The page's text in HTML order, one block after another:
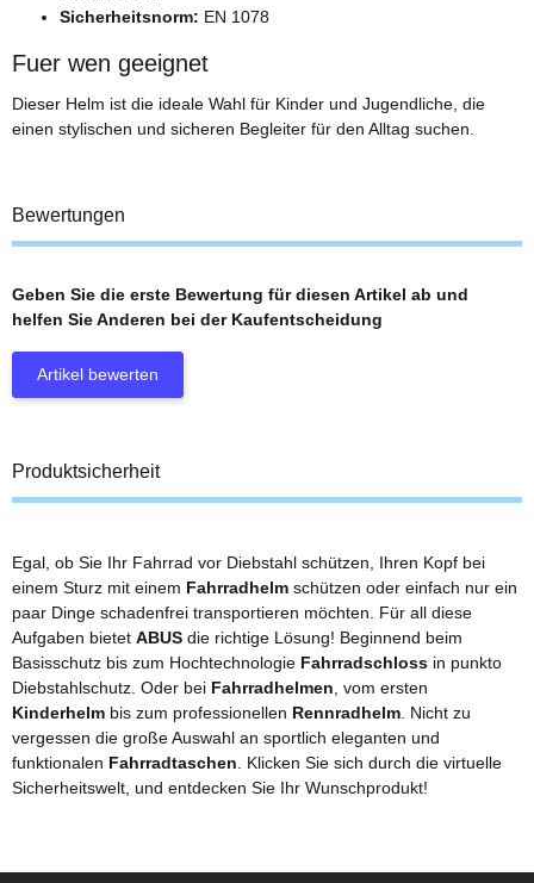
Sicherheitsnorm: EN 1078
Fuer wen geeignet
Dieser Helm ist die ideale Wahl für Kinder und Jugendliche, die
einen stylischen und sicheren Begleiter für den Alltag suchen.
Bewertungen
Geben Sie die erste Bewertung für diesen Artikel ab und
helfen Sie Anderen bei der Kaufentscheidung
Artikel bewerten
Produktsicherheit
Egal, ob Sie Ihr Fahrrad vor Diebstahl schützen, Ihren Kopf bei
einem Sturz mit einem Fahrradhelm schützen oder einfach nur ein
paar Dinge schadenfrei transportieren möchten. Für all diese
Aufgaben bietet ABUS die richtige Lösung! Beginnend beim
Basisschutz bis zum Hochtechnologie Fahrradschloss in punkto
Diebstahlschutz. Oder bei Fahrradhelmen , vom ersten
Kinderhelm bis zum professionellen Rennradhelm . Nicht zu
vergessen die große Auswahl an sportlich eleganten und
funktionalen Fahrradtaschen . Klicken Sie sich durch die virtuelle
Sicherheitswelt, und entdecken Sie Ihr Wunschprodukt!